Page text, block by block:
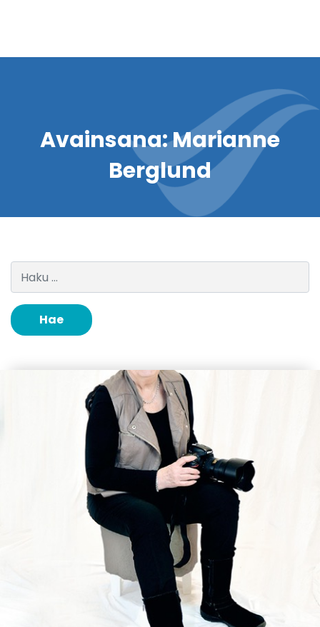
Avainsana:Marianne
Berglund
Haku: